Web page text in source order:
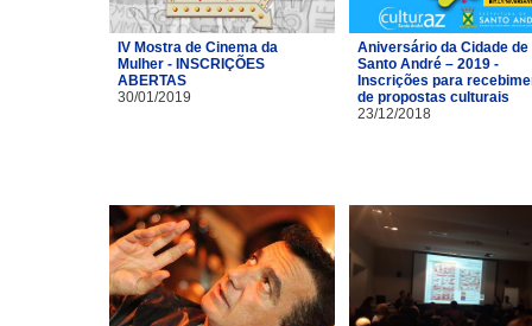
IV Mostra de Cinema da
Mulher - INSCRIÇÕES
ABERTAS
30/01/2019
Aniversário da Cidade de
Santo André – 2019 -
Inscrições para
de propostas culturais
23/12/2018